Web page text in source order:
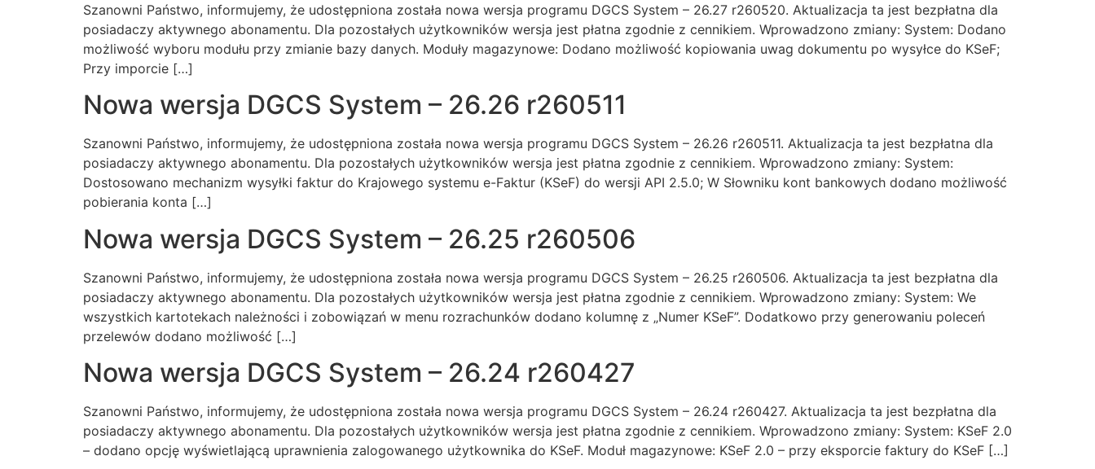
Szanowni Państwo, informujemy, że udostępniona została nowa wersja programu DGCS System – 26.27 r260520. Aktualizacja ta jest bezpłatna dla
posiadaczy aktywnego abonamentu. Dla pozostałych użytkowników wersja jest płatna zgodnie z cennikiem. Wprowadzono zmiany: System: Dodano
możliwość wyboru modułu przy zmianie bazy danych. Moduły magazynowe: Dodano możliwość kopiowania uwag dokumentu po wysyłce do KSeF;
Przy imporcie […]
Nowa wersja DGCS System – 26.26 r260511
Szanowni Państwo, informujemy, że udostępniona została nowa wersja programu DGCS System – 26.26 r260511. Aktualizacja ta jest bezpłatna dla
posiadaczy aktywnego abonamentu. Dla pozostałych użytkowników wersja jest płatna zgodnie z cennikiem. Wprowadzono zmiany: System:
Dostosowano mechanizm wysyłki faktur do Krajowego systemu e-Faktur (KSeF) do wersji API 2.5.0; W Słowniku kont bankowych dodano możliwość
pobierania konta […]
Nowa wersja DGCS System – 26.25 r260506
Szanowni Państwo, informujemy, że udostępniona została nowa wersja programu DGCS System – 26.25 r260506. Aktualizacja ta jest bezpłatna dla
posiadaczy aktywnego abonamentu. Dla pozostałych użytkowników wersja jest płatna zgodnie z cennikiem. Wprowadzono zmiany: System: We
wszystkich kartotekach należności i zobowiązań w menu rozrachunków dodano kolumnę z „Numer KSeF”. Dodatkowo przy generowaniu poleceń
przelewów dodano możliwość […]
Nowa wersja DGCS System – 26.24 r260427
Szanowni Państwo, informujemy, że udostępniona została nowa wersja programu DGCS System – 26.24 r260427. Aktualizacja ta jest bezpłatna dla
posiadaczy aktywnego abonamentu. Dla pozostałych użytkowników wersja jest płatna zgodnie z cennikiem. Wprowadzono zmiany: System: KSeF 2.0
– dodano opcję wyświetlającą uprawnienia zalogowanego użytkownika do KSeF. Moduł magazynowe: KSeF 2.0 – przy eksporcie faktury do KSeF […]